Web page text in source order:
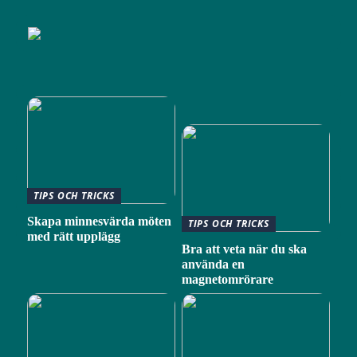
TIPS OCH TRICKS
Skapa minnesvärda möten
med rätt upplägg
TIPS OCH TRICKS
Bra att veta när du ska
använda en
magnetomrörare